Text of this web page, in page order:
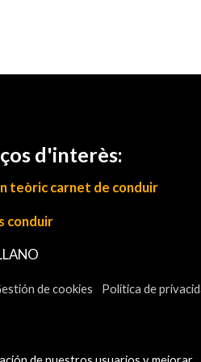
d'interès:
teòric carnet de conduir
conduir
de cookies Política de